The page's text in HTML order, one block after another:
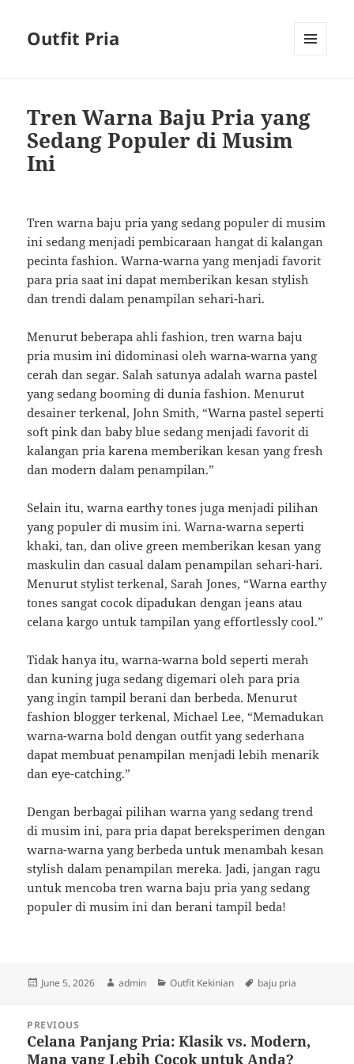
Outfit Pria
Tren Warna Baju Pria yang
Sedang Populer di Musim
Ini
Tren warna baju pria yang sedang populer di musim
ini sedang menjadi pembicaraan hangat di kalangan
pecinta fashion. Warna-warna yang menjadi favorit
para pria saat ini dapat memberikan kesan stylish
dan trendi dalam penampilan sehari-hari.
Menurut beberapa ahli fashion, tren warna baju
pria musim ini didominasi oleh warna-warna yang
cerah dan segar. Salah satunya adalah warna pastel
yang sedang booming di dunia fashion. Menurut
desainer terkenal, John Smith, “Warna pastel seperti
soft pink dan baby blue sedang menjadi favorit di
kalangan pria karena memberikan kesan yang fresh
dan modern dalam penampilan.”
Selain itu, warna earthy tones juga menjadi pilihan
yang populer di musim ini. Warna-warna seperti
khaki, tan, dan olive green memberikan kesan yang
maskulin dan casual dalam penampilan sehari-hari.
Menurut stylist terkenal, Sarah Jones, “Warna earthy
tones sangat cocok dipadukan dengan jeans atau
celana kargo untuk tampilan yang effortlessly cool.”
Tidak hanya itu, warna-warna bold seperti merah
dan kuning juga sedang digemari oleh para pria
yang ingin tampil berani dan berbeda. Menurut
fashion blogger terkenal, Michael Lee, “Memadukan
warna-warna bold dengan outfit yang sederhana
dapat membuat penampilan menjadi lebih menarik
dan eye-catching.”
Dengan berbagai pilihan warna yang sedang trend
di musim ini, para pria dapat bereksperimen dengan
warna-warna yang berbeda untuk menambah kesan
stylish dalam penampilan mereka. Jadi, jangan ragu
untuk mencoba tren warna baju pria yang sedang
populer di musim ini dan berani tampil beda!
Posted
June 5, 2026 Author
admin Categories
Outfit Kekinian Tags
baju pria
navigation
PREVIOUS
Previous
post:
Celana Panjang Pria: Klasik vs. Modern,
Mana yang Lebih Cocok untuk Anda?